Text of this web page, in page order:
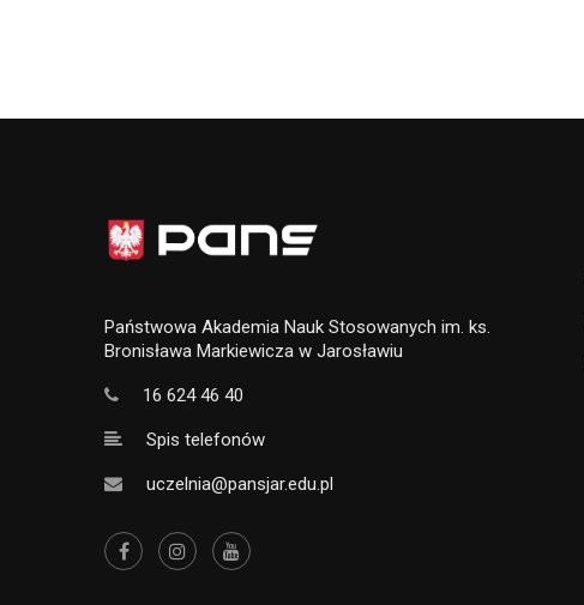
Państwowa Akademia Nauk Stosowanych im. ks.
Bronisława Markiewicza w Jarosławiu
16 624 46 40
Spis telefonów
uczelnia@pansjar.edu.pl